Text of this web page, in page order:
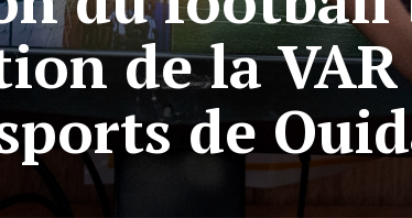
de la
de